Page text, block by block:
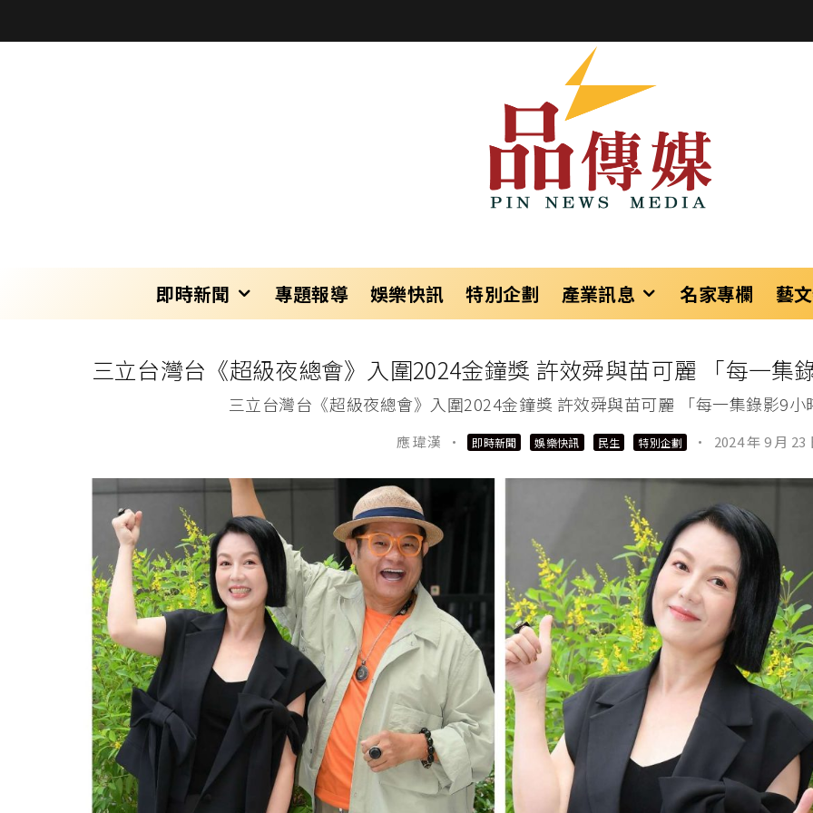
即時新聞 專題報導 娛樂快訊 特別企劃 產業訊息 名家專欄 藝
三立台灣台《超級夜總會》入圍2024金鐘獎 許效舜與苗可麗 「每一集
三立台灣台《超級夜總會》入圍2024金鐘獎 許效舜與苗可麗 「每一集錄影9
應 瑋漢 · 即時新聞 娛樂快訊 民生 特別企劃 · 2024 年 9 月 23